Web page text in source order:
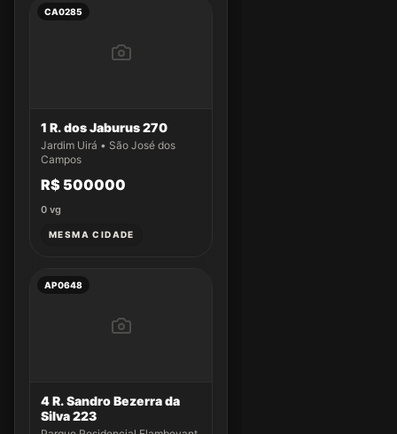
CA0285
1 R. dos Jaburus 270
Jardim Uirá • São José dos
Campos
R$ 500000
0 vg
MESMA CIDADE
AP0648
4 R. Sandro Bezerra da
Silva 223